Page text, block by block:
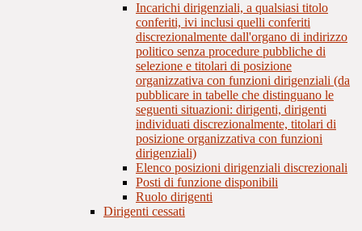
Incarichi dirigenziali, a qualsiasi titolo
conferiti, ivi inclusi quelli conferiti
discrezionalmente dall'organo di indirizzo
politico senza procedure pubbliche di
selezione e titolari di posizione
organizzativa con funzioni dirigenziali (da
pubblicare in tabelle che distinguano le
seguenti situazioni: dirigenti, dirigenti
individuati discrezionalmente, titolari di
posizione organizzativa con funzioni
dirigenziali)
Elenco posizioni dirigenziali discrezionali
Posti di funzione disponibili
Ruolo dirigenti
Dirigenti cessati